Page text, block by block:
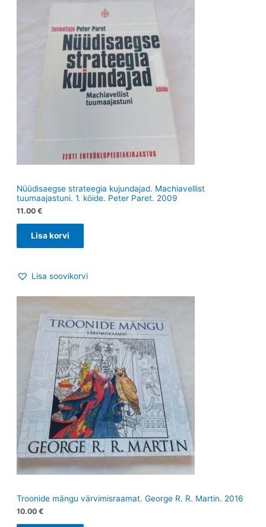
Nüüdisaegse strateegia kujundajad. Machiavellist
tuumaajastuni. 1. köide. Peter Paret. 2009
11.00 €
Lisa korvi
Lisa soovikorvi
Troonide mängu värvimisraamat. George R. R. Martin. 2016
10.00 €